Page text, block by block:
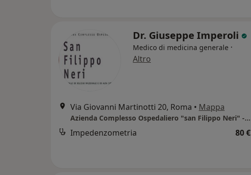
Dr. Giuseppe Imperoli
Medico di medicina generale ·
Altro
Via Giovanni Martinotti 20, Roma • Mappa
Azienda Complesso Ospedaliero "san Filippo Neri" - Roma
Impedenzometria 80 €